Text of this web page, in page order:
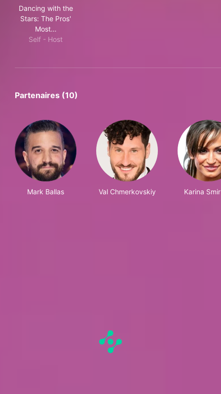
Dancing with the
Stars: The Pros'
Most…
Self - Host
Partenaires (10)
Mark Ballas Val Chmerkovskiy Karina